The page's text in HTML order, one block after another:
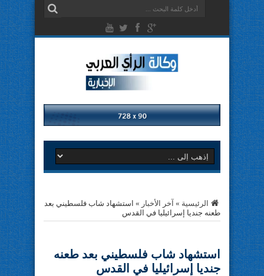
الرئيسية » آخر الأخبار » استشهاد شاب فلسطيني بعد
طعنه جنديا إسرائيليا في القدس
استشهاد شاب فلسطيني بعد طعنه
جنديا إسرائيليا في القدس